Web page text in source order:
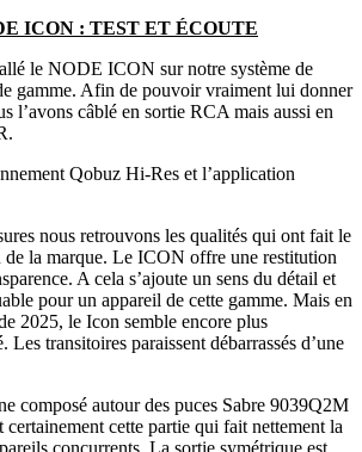
ICON : TEST ET ÉCOUTE
le NODE ICON sur notre système de
gamme. Afin de pouvoir vraiment lui donner
l’avons câblé en sortie RCA mais aussi en
Qobuz Hi-Res et l’application
nous retrouvons les qualités qui ont fait le
de la marque. Le ICON offre une restitution
A cela s’ajoute un sens du détail et
pour un appareil de cette gamme. Mais en
2025, le Icon semble encore plus
transitoires paraissent débarrassés d’une
composé autour des puces Sabre 9039Q2M
certainement cette partie qui fait nettement la